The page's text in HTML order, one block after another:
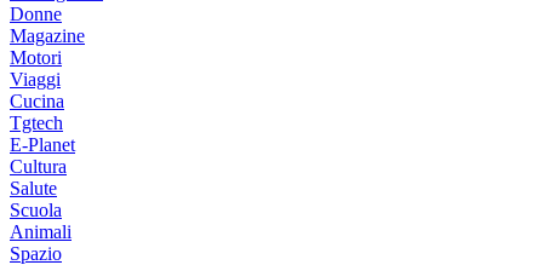
Donne
Magazine
Motori
Viaggi
Cucina
Tgtech
E-Planet
Cultura
Salute
Scuola
Animali
Spazio